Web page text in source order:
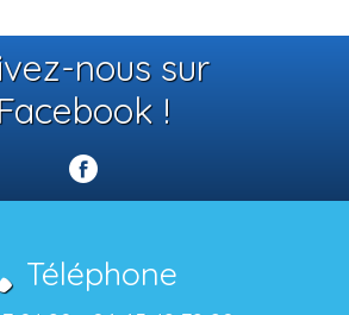
nous sur
Facebook !
Téléphone